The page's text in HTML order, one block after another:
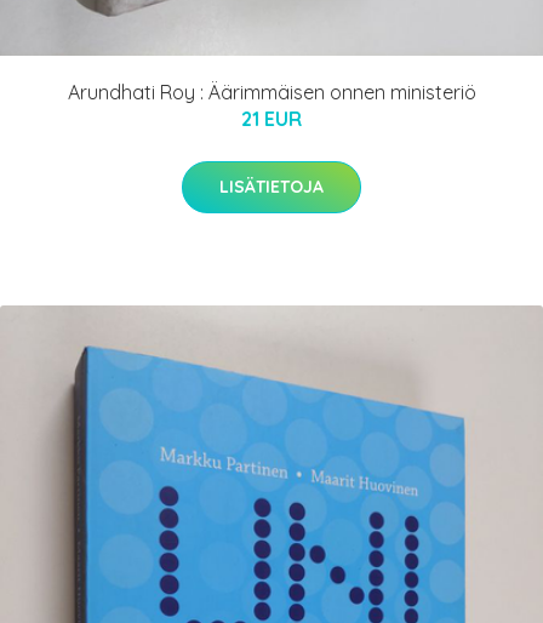
Arundhati Roy : Äärimmäisen onnen ministeriö
21 EUR
LISÄTIETOJA